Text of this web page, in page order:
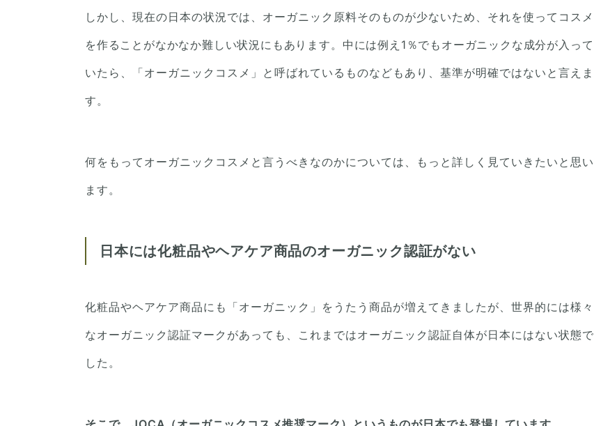
しかし、現在の日本の状況では、オーガニック原料そのものが少ないため、それを使ってコスメ
を作ることがなかなか難しい状況にもあります。中には例え1％でもオーガニックな成分が入って
いたら、「オーガニックコスメ」と呼ばれているものなどもあり、基準が明確ではないと言えま
す。
何をもってオーガニックコスメと言うべきなのかについては、もっと詳しく見ていきたいと思い
ます。
日本には化粧品やヘアケア商品のオーガニック認証がない
化粧品やヘアケア商品にも「オーガニック」をうたう商品が増えてきましたが、世界的には様々
なオーガニック認証マークがあっても、これまではオーガニック認証自体が日本にはない状態で
した。